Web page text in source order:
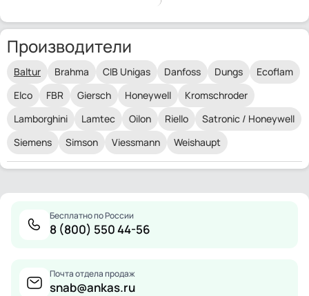
Производители
Baltur Brahma CIB Unigas Danfoss Dungs
Ecoflam
Elco
FBR Giersch Honeywell
Kromschroder
Lamborghini
Lamtec Oilon Riello
Satronic / Honeywell
Siemens
Simson Viessmann Weishaupt
Бесплатно по России
8 (800) 550 44-56
Почта отдела продаж
snab@ankas.ru